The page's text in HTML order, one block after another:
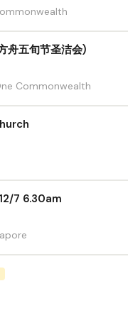
五旬节圣洁会)
Commonwealth
7 6.30am